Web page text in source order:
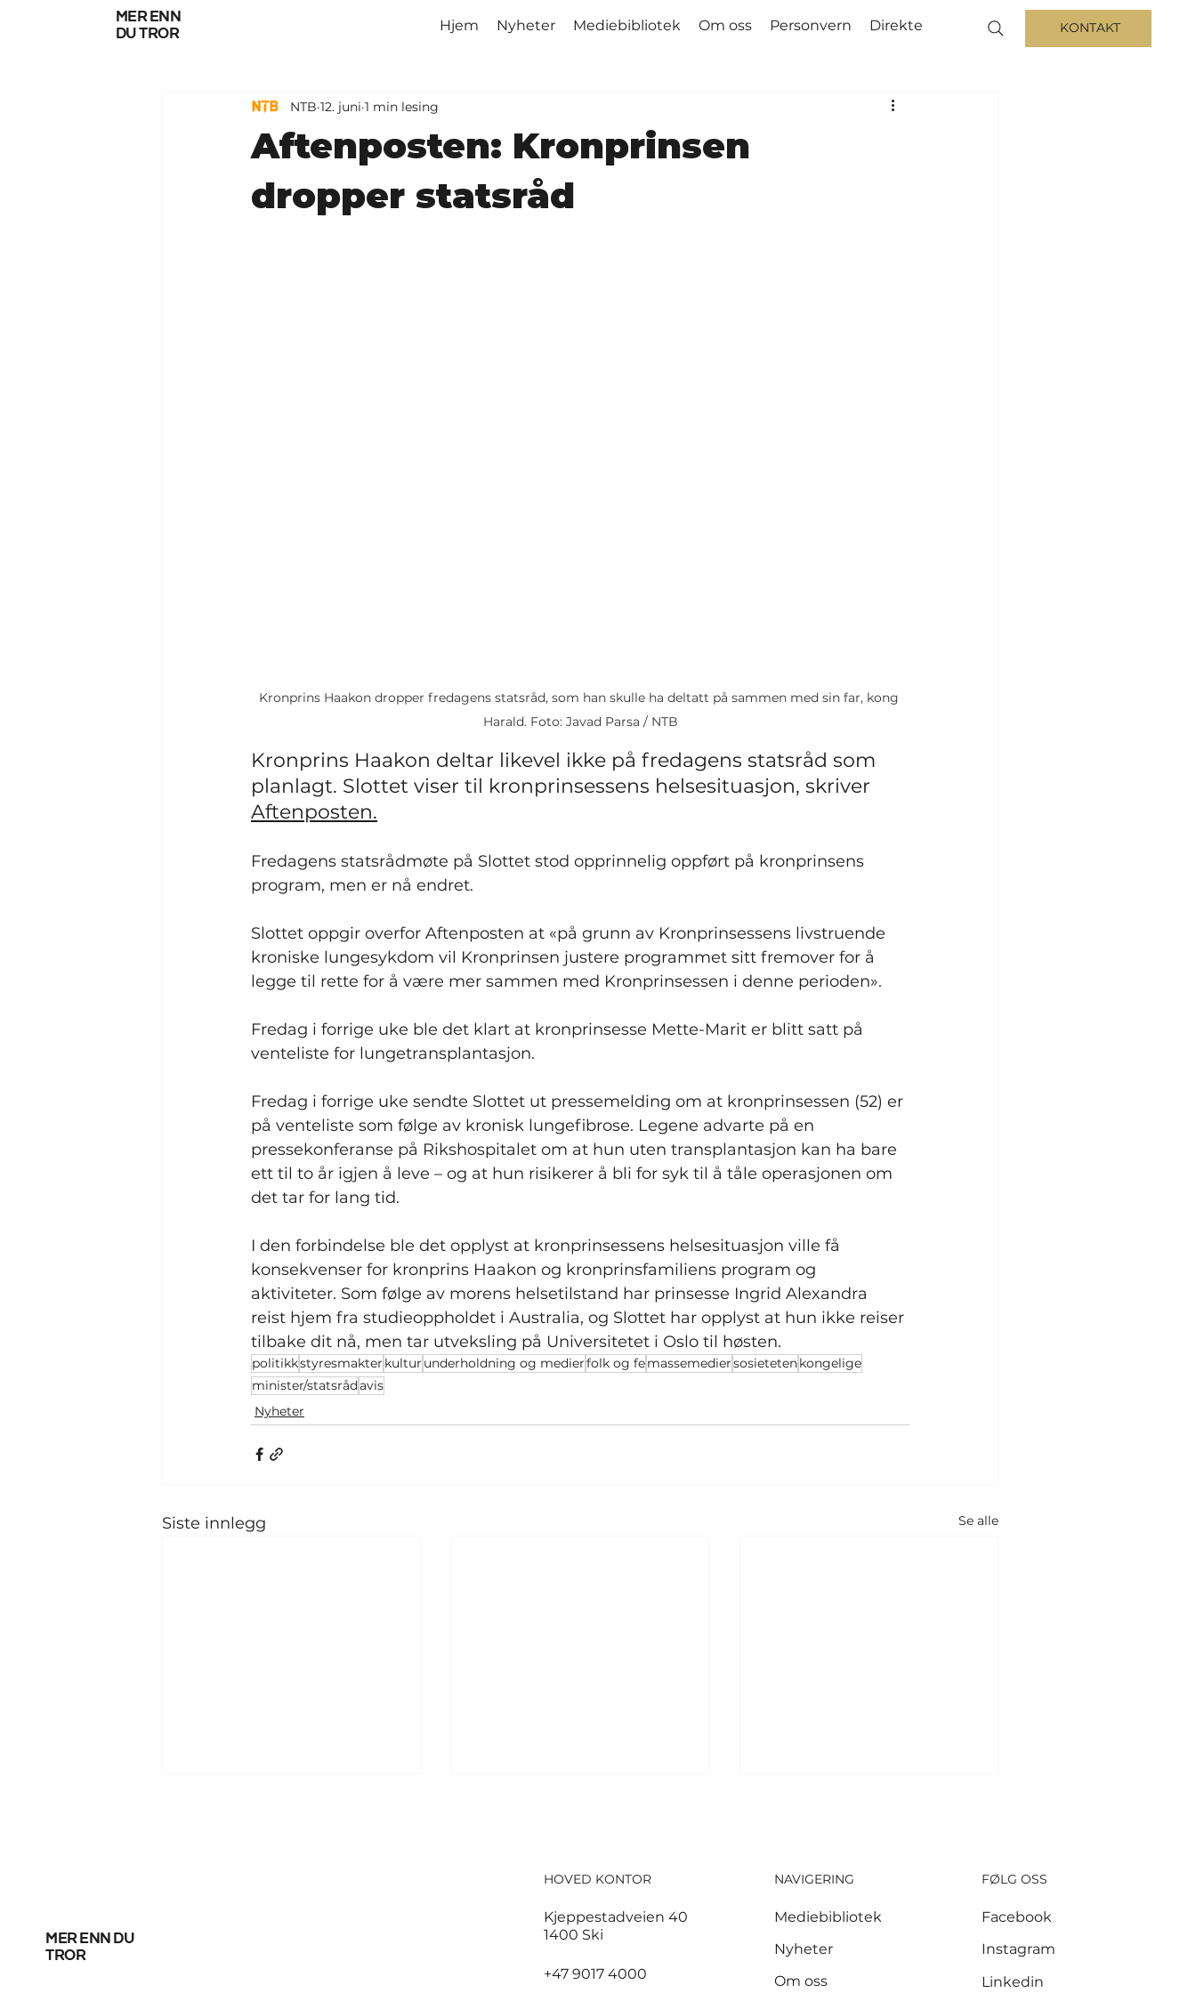
mer enn
du tror
Hjem Nyheter Mediebibliotek Om oss Personvern Direkte KONTAKT
Aftenposten: Kronprinsen
dropper statsråd
NTB 12. juni 1 min lesing
Kronprins Haakon dropper fredagens statsråd, som han skulle ha deltatt på sammen med sin far, kong
Harald. Foto: Javad Parsa / NTB
Kronprins Haakon deltar likevel ikke på fredagens statsråd som
planlagt. Slottet viser til kronprinsessens helsesituasjon, skriver
Aftenposten.
Fredagens statsrådmøte på Slottet stod opprinnelig oppført på kronprinsens
program, men er nå endret.
Slottet oppgir overfor Aftenposten at «på grunn av Kronprinsessens livstruende
kroniske lungesykdom vil Kronprinsen justere programmet sitt fremover for å
legge til rette for å være mer sammen med Kronprinsessen i denne perioden».
Fredag i forrige uke ble det klart at kronprinsesse Mette-Marit er blitt satt på
venteliste for lungetransplantasjon.
Fredag i forrige uke sendte Slottet ut pressemelding om at kronprinsessen (52) er
på venteliste som følge av kronisk lungefibrose. Legene advarte på en
pressekonferanse på Rikshospitalet om at hun uten transplantasjon kan ha bare
ett til to år igjen å leve – og at hun risikerer å bli for syk til å tåle operasjonen om
det tar for lang tid.
I den forbindelse ble det opplyst at kronprinsessens helsesituasjon ville få
konsekvenser for kronprins Haakon og kronprinsfamiliens program og
aktiviteter. Som følge av morens helsetilstand har prinsesse Ingrid Alexandra
reist hjem fra studieoppholdet i Australia, og Slottet har opplyst at hun ikke reiser
tilbake dit nå, men tar utveksling på Universitetet i Oslo til høsten.
politikkstyresmakter kultur underholdning og medierfolk og femassemediersosietetenkongelige
minister/statsrådavis
Nyheter
Siste innlegg Se alle
varme i Europa – MDG
Forsker ber
norgespris til
mer enn du
tror
HOVED KONTOR
Kjeppestadveien 40
1400 Ski
+47 9017 4000
NAVIGERING
Mediebibliotek
Nyheter
Om oss
FØLG OSS
Facebook
Instagram
Linkedin